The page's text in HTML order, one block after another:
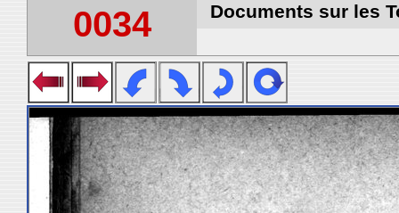
0034 Documents sur les